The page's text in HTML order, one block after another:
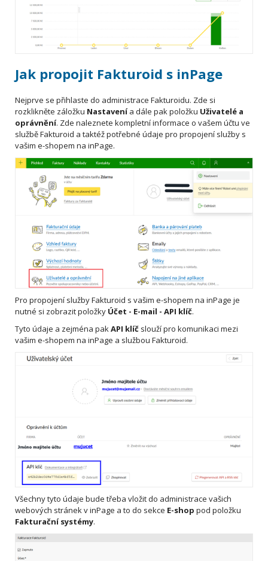
Jak propojit Fakturoid s inPage
Nejprve se přihlaste do administrace Fakturoidu. Zde si
rozklikněte záložku Nastavenía dále pak položku Uživatelé a
oprávnění. Zde naleznete kompletní informace o vašem účtu ve
službě Fakturoid a taktéž potřebné údaje pro propojení služby s
vašim e-shopem na inPage.
Pro propojení služby Fakturoid s vašim e-shopem na inPage je
nutné si zobrazit položky Účet - E-mail - API klíč.
Tyto údaje a zejména pakAPI klíč slouží pro komunikaci mezi
vašim e-shopem na inPage a službou Fakturoid.
Všechny tyto údaje bude třeba vložit do administrace vašich
webových stránek v inPage a to do sekce E-shop pod položku
Fakturační systémy.